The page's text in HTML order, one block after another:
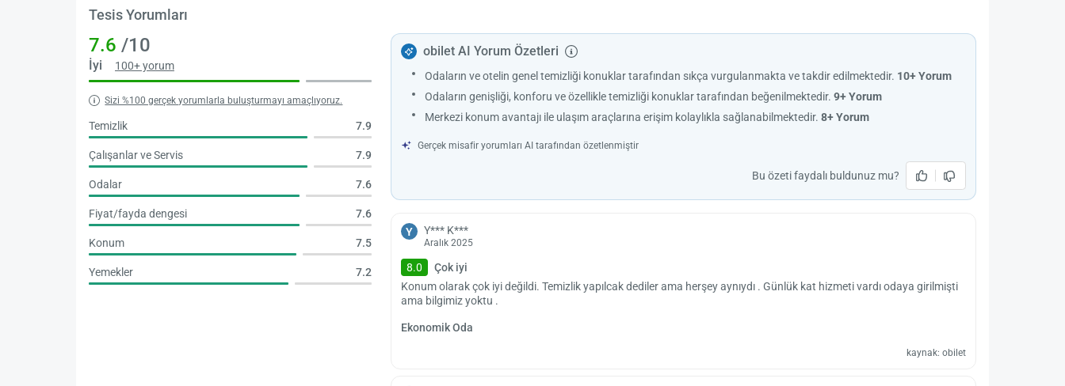
Tesis Yorumları
7.6 /10
İyi 100+ yorum
Sizi %100 gerçek yorumlarla buluşturmayı amaçlıyoruz.
Temizlik 7.9
Çalışanlar ve Servis 7.9
Odalar 7.6
Fiyat/fayda dengesi 7.6
Konum 7.5
Yemekler 7.2
obilet AI Yorum Özetleri
Odaların ve otelin genel temizliği konuklar tarafından sıkça vurgulanmakta ve takdir edilmektedir. 10+ Yorum
Odaların genişliği, konforu ve özellikle temizliği konuklar tarafından beğenilmektedir.9+ Yorum
Merkezi konum avantajı ile ulaşım araçlarına erişim kolaylıkla sağlanabilmektedir.8+ Yorum
Gerçek misafir yorumları AI tarafından özetlenmiştir
Bu özeti faydalı buldunuz mu?
Y Y*** K***
Aralık 2025
8.0
Çok iyi
Konum olarak çok iyi değildi. Temizlik yapılcak dediler ama herşey aynıydı . Günlük kat hizmeti vardı odaya girilmişti
ama bilgimiz yoktu .
Ekonomik Oda
kaynak: obilet